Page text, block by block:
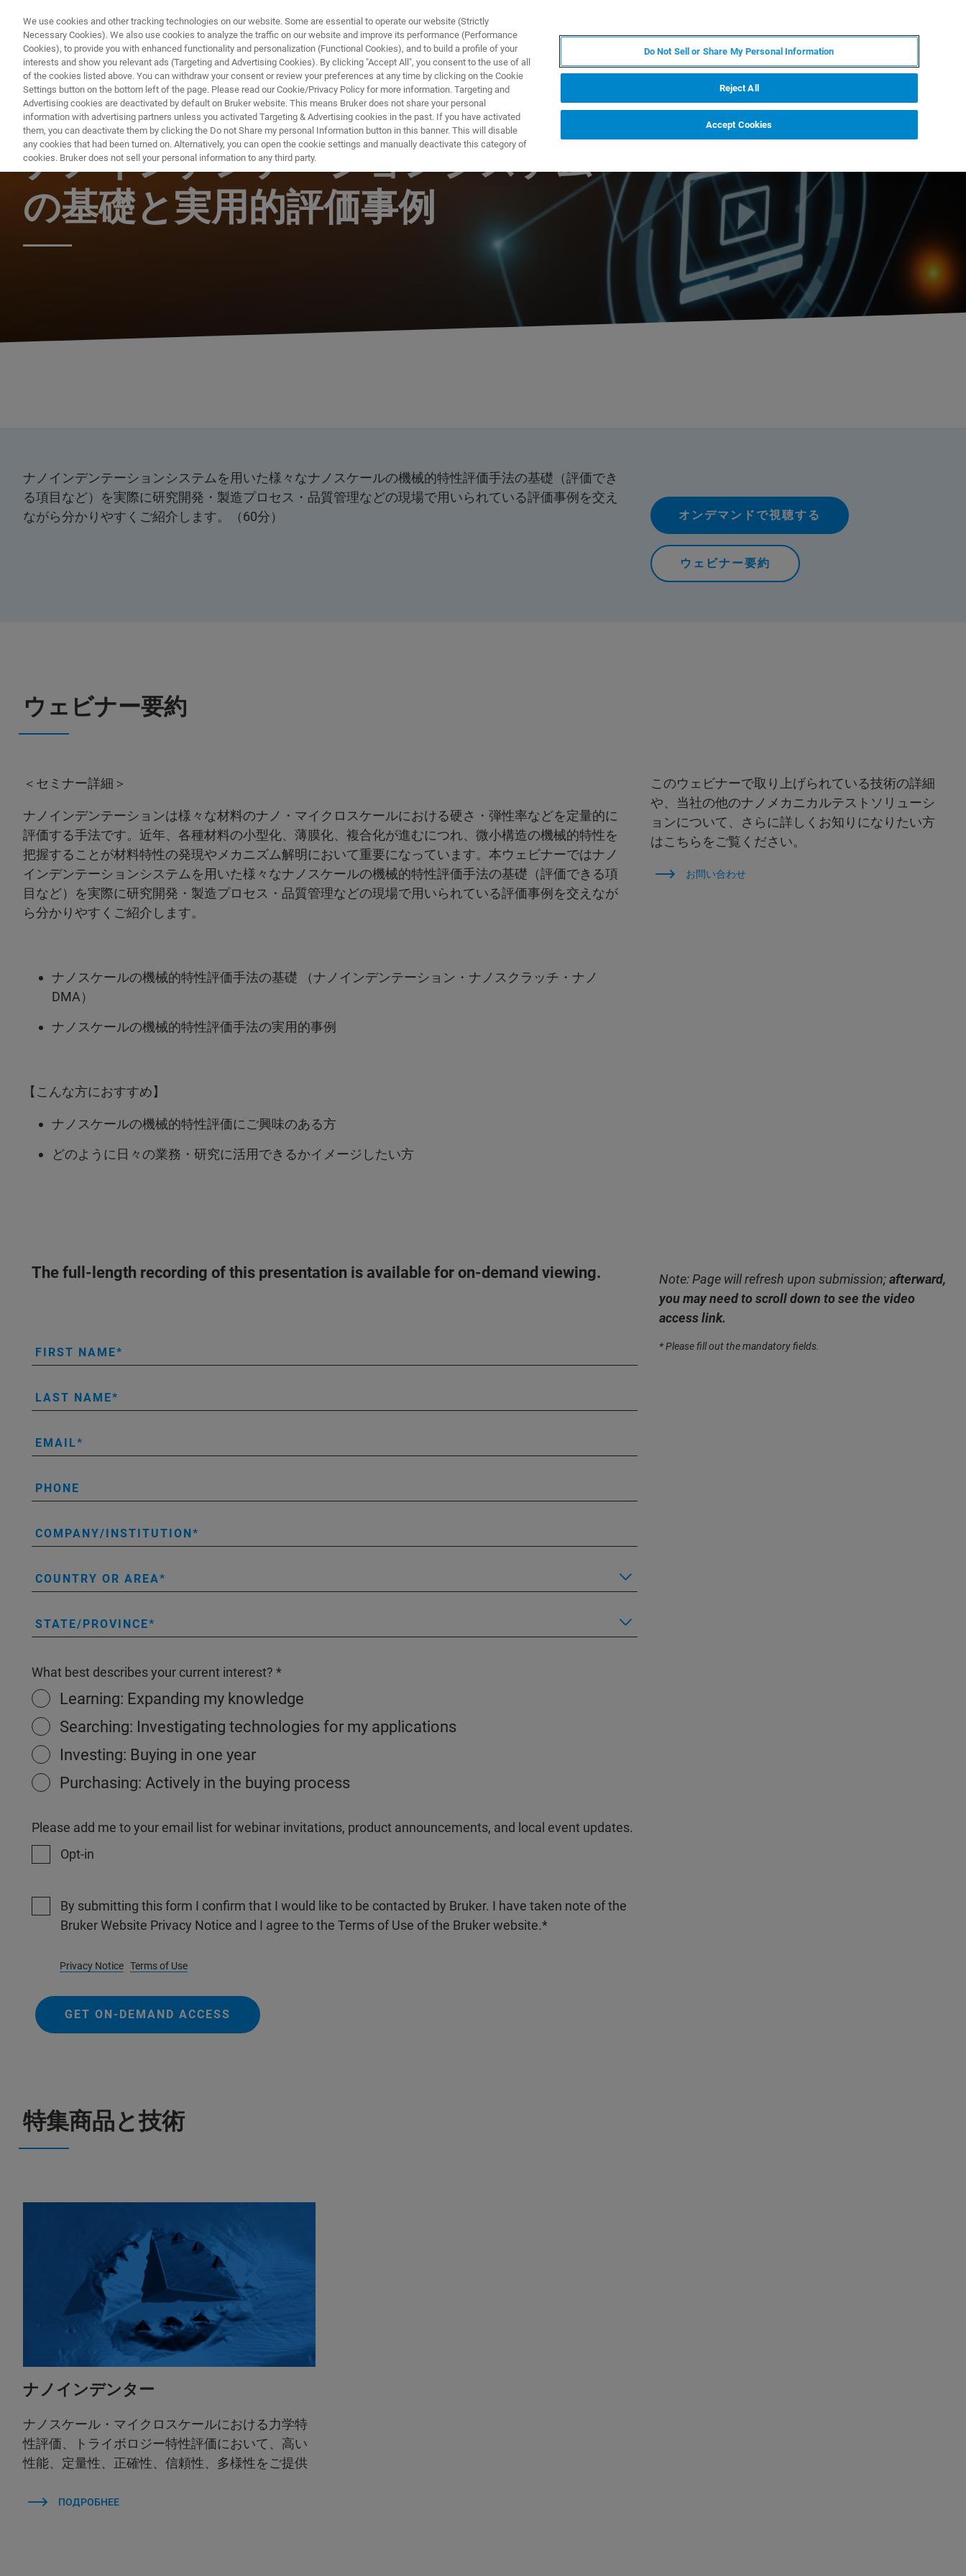
ПРОДУКТЫ И РЕШЕНИЯ ПРИМЕНЕНИЯ
ナノメカニカル試験 ウェビナー
ナノインデンテーションシステム
の基礎と実用的評価事例
ナノインデンテーションシステムを用いた様々なナノスケールの機械的特性評価手法の基礎（評価でき
る項目など）を実際に研究開発・製造プロセス・品質管理などの現場で用いられている評価事例を交え
ながら分かりやすくご紹介します。（60分）
オンデマンドで視聴する
ウェビナー要約
ウェビナー要約
＜セミナー詳細＞
ナノインデンテーションは様々な材料のナノ・マイクロスケールにおける硬さ・弾性率などを定量的に
評価する手法です。近年、各種材料の小型化、薄膜化、複合化が進むにつれ、微小構造の機械的特性を
把握することが材料特性の発現やメカニズム解明において重要になっています。本ウェビナーではナノ
インデンテーションシステムを用いた様々なナノスケールの機械的特性評価手法の基礎（評価できる項
目など）を実際に研究開発・製造プロセス・品質管理などの現場で用いられている評価事例を交えなが
ら分かりやすくご紹介します。
ナノスケールの機械的特性評価手法の基礎 （ナノインデンテーション・ナノスクラッチ・ナノ
DMA）
ナノスケールの機械的特性評価手法の実用的事例
【こんな方におすすめ】
ナノスケールの機械的特性評価にご興味のある方
どのように日々の業務・研究に活用できるかイメージしたい方
このウェビナーで取り上げられている技術の詳細
や、当社の他のナノメカニカルテストソリューシ
ョンについて、さらに詳しくお知りになりたい方
はこちらをご覧ください。
お問い合わせ
The full-length recording of this presentation is available for on-demand viewing.
FIRST NAME
LAST NAME
EMAIL
PHONE
COMPANY/INSTITUTION
COUNTRY OR AREA
STATE/PROVINCE
What best describes your current interest?
Learning: Expanding my knowledge
Searching: Investigating technologies for my applications
Investing: Buying in one year
Purchasing: Actively in the buying process
Please add me to your email list for webinar invitations, product announcements, and local event updates.
Opt-in
By submitting this form I confirm that I would like to be contacted by Bruker. I have taken note of the
Bruker Website Privacy Notice and I agree to the Terms of Use of the Bruker website.
Privacy Notice Terms of Use
GET ON-DEMAND ACCESS
Note: Page will refresh upon submission;afterward,
you may need to scroll down to see the video
access link.
* Please fill out the mandatory fields.
特集商品と技術
ナノインデンター
ナノスケール・マイクロスケールにおける力学特
性評価、トライボロジー特性評価において、高い
性能、定量性、正確性、信頼性、多様性をご提供
ПОДРОБНЕЕ
We use cookies and other tracking technologies on our website. Some are essential to operate our website (Strictly
Necessary Cookies). We also use cookies to analyze the traffic on our website and improve its performance (Performance
Cookies), to provide you with enhanced functionality and personalization (Functional Cookies), and to build a profile of your
interests and show you relevant ads (Targeting and Advertising Cookies). By clicking "Accept All", you consent to the use of all
of the cookies listed above. You can withdraw your consent or review your preferences at any time by clicking on the Cookie
Settings button on the bottom left of the page. Please read our Cookie/Privacy Policy for more information. Targeting and
Advertising cookies are deactivated by default on Bruker website. This means Bruker does not share your personal
information with advertising partners unless you activated Targeting & Advertising cookies in the past. If you have activated
them, you can deactivate them by clicking the Do not Share my personal Information button in this banner. This will disable
any cookies that had been turned on. Alternatively, you can open the cookie settings and manually deactivate this category of
cookies. Bruker does not sell your personal information to any third party.
Do Not Sell or Share My Personal Information
Reject All
Accept Cookies